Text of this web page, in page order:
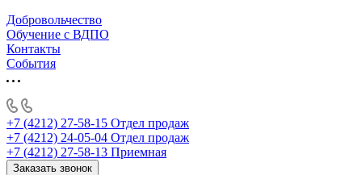
Добровольчество
Обучение с ВДПО
Контакты
События
+7 (4212) 27-58-15 Отдел продаж
+7 (4212) 24-05-04 Отдел продаж
+7 (4212) 27-58-13 Приемная
Заказать звонок